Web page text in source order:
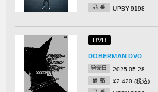
品 番 UPBY-9198
DVD
DOBERMAN DVD
発売日 2025.05.28
価 格 ¥2,420 (税込)